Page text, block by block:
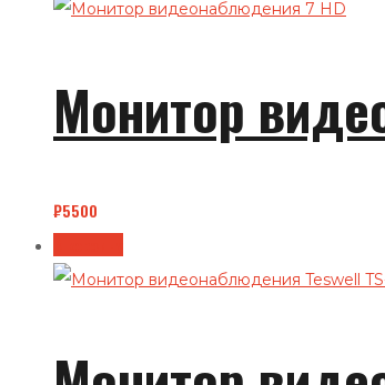
Монитор
₽5500